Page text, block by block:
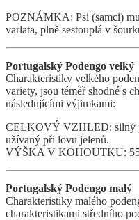
POZNÁMKA: Psi (samci)
varlata, plně sestouplá v
Portugalský Podengo velký
Charakteristiky velkého
variety, jsou téměř shodné s
následujícími výjimkami:
CELKOVÝ VZHLED: silný
užívaný při lovu jelenů.
VÝŠKA V KOHOUTKU:
Portugalský Podengo malý
Charakteristiky malého
charakteristikami středního